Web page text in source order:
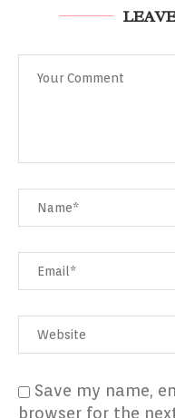
Save my name,
browser for the